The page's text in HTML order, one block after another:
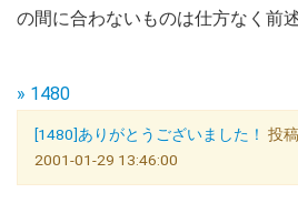
の間に合わないものは仕方なく前
» 1480
[1480]ありがとうございました！ 投
2001-01-29 13:46:00